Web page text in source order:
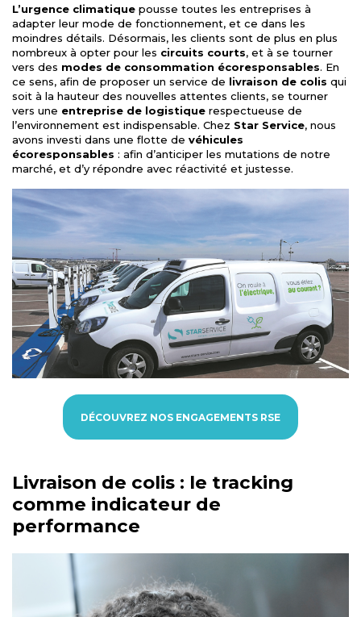
L’urgence climatique pousse toutes les entreprises à
adapter leur mode de fonctionnement, et ce dans les
moindres détails. Désormais, les clients sont de plus en plus
nombreux à opter pour les circuits courts, et à se tourner
vers des modes de consommation écoresponsables. En
ce sens, afin de proposer un service de livraison de colis qui
soit à la hauteur des nouvelles attentes clients, se tourner
vers une entreprise de logistique respectueuse de
l’environnement est indispensable. Chez Star Service, nous
avons investi dans une flotte de véhicules
écoresponsables : afin d’anticiper les mutations de notre
marché, et d’y répondre avec réactivité et justesse.
DÉCOUVREZ NOS ENGAGEMENTS RSE
Livraison de colis : le tracking
comme indicateur de
performance